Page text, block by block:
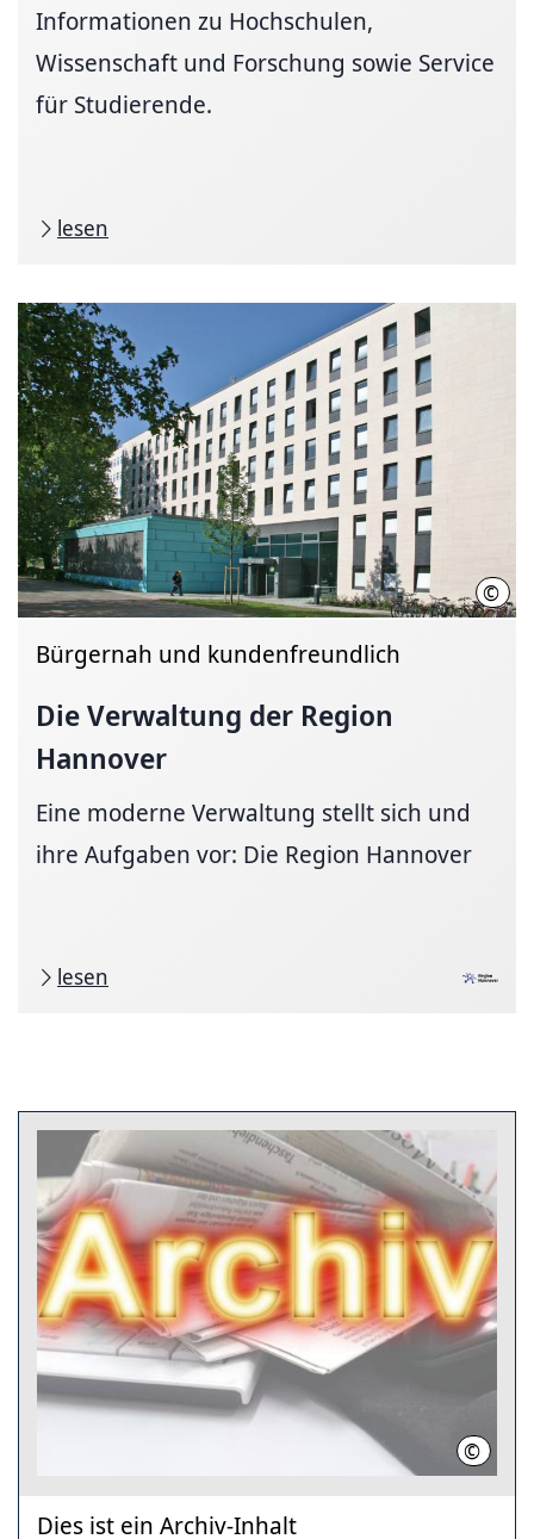
Informationen zu Hochschulen,
Wissenschaft und Forschung sowie Service
für Studierende.
lesen
©
Bürgernah und kundenfreundlich
Die Verwaltung der Region
Hannover
Eine moderne Verwaltung stellt sich und
ihre Aufgaben vor: Die Region Hannover
lesen
©
Dies ist ein Archiv-Inhalt